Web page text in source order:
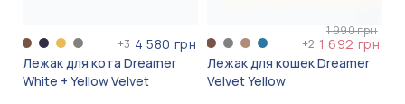
+3 4 580 грн
Лежак для кота Dreamer
White + Yellow Velvet
+2
1 990 грн
1 692 грн
Лежак для кошек Dreamer
Velvet Yellow